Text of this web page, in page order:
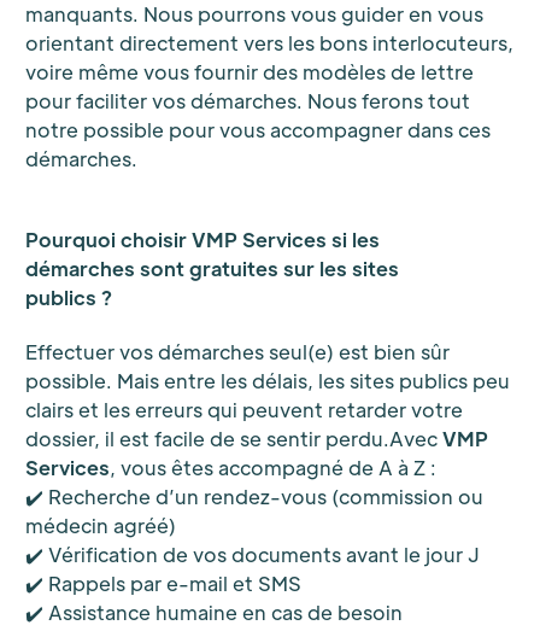
manquants. Nous pourrons vous guider en vous
orientant directement vers les bons interlocuteurs,
voire même vous fournir des modèles de lettre
pour faciliter vos démarches. Nous ferons tout
notre possible pour vous accompagner dans ces
démarches.
Pourquoi choisir VMP Services si les
démarches sont gratuites sur les sites
publics ?
Effectuer vos démarches seul(e) est bien sûr
possible. Mais entre les délais, les sites publics peu
clairs et les erreurs qui peuvent retarder votre
dossier, il est facile de se sentir perdu.AvecVMP
Services, vous êtes accompagné de A à Z :
✔️ Recherche d’un rendez-vous (commission ou
médecin agréé)
✔️ Vérification de vos documents avant le jour J
✔️ Rappels par e-mail et SMS
✔️ Assistance humaine en cas de besoin